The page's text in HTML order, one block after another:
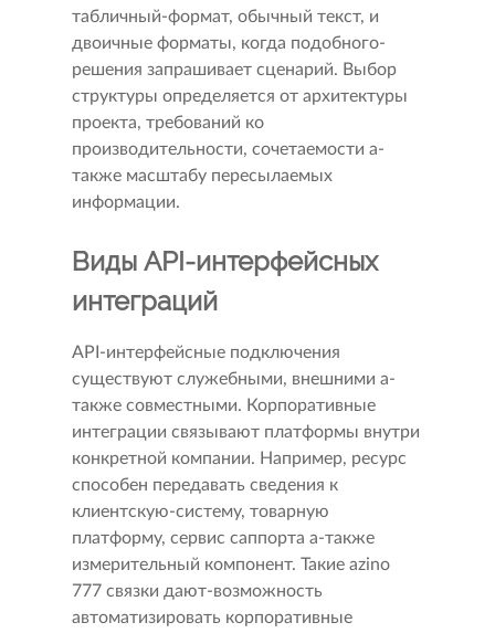
табличный-формат, обычный текст, и
двоичные форматы, когда подобного-
решения запрашивает сценарий. Выбор
структуры определяется от архитектуры
проекта, требований ко
производительности, сочетаемости а-
также масштабу пересылаемых
информации.
Виды API-интерфейсных
интеграций
API-интерфейсные подключения
существуют служебными, внешними а-
также совместными. Корпоративные
интеграции связывают платформы внутри
конкретной компании. Например, ресурс
способен передавать сведения к
клиентскую-систему, товарную
платформу, сервис саппорта а-также
измерительный компонент. Такие azino
777 связки дают-возможность
автоматизировать корпоративные